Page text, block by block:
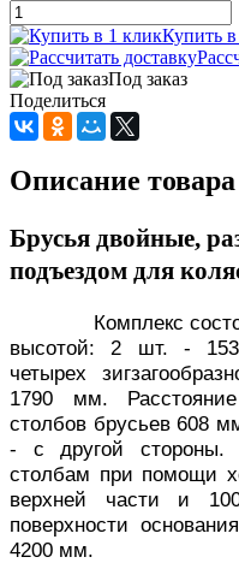
Купить
Под заказ
Поделиться
Описание товара
Брусья двойные,
подъездом для
Комплекс состоит
высотой: 2 шт. -
четырех
1790 мм.
столбов брусьев 608
- с другой стороны.
столбам при помощи
верхней части и
поверхности
4200 мм.